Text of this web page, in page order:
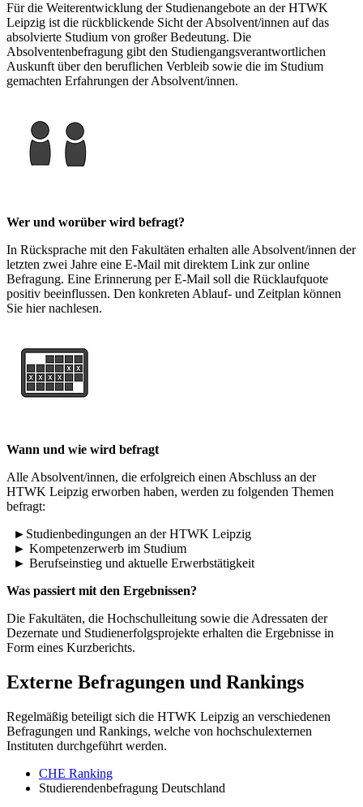
Für die Weiterentwicklung der Studienangebote an der HTWK
Leipzig ist die rückblickende Sicht der Absolvent/innen auf das
absolvierte Studium von großer Bedeutung. Die
Absolventenbefragung gibt den Studiengangsverantwortlichen
Auskunft über den beruflichen Verbleib sowie die im Studium
gemachten Erfahrungen der Absolvent/innen.
Wer und worüber wird befragt?
In Rücksprache mit den Fakultäten erhalten alle Absolvent/innen der
letzten zwei Jahre eine E-Mail mit direktem Link zur online
Befragung. Eine Erinnerung per E-Mail soll die Rücklaufquote
positiv beeinflussen. Den konkreten Ablauf- und Zeitplan können
Sie hier nachlesen.
Wann und wie wird befragt
Alle Absolvent/innen, die erfolgreich einen Abschluss an der
HTWK Leipzig erworben haben, werden zu folgenden Themen
befragt:
►Studienbedingungen an der HTWK Leipzig
► Kompetenzerwerb im Studium
► Berufseinstieg und aktuelle Erwerbstätigkeit
Was passiert mit den Ergebnissen?
Die Fakultäten, die Hochschulleitung sowie die Adressaten der
Dezernate und Studienerfolgsprojekte erhalten die Ergebnisse in
Form eines Kurzberichts.
Externe Befragungen und Rankings
Regelmäßig beteiligt sich die HTWK Leipzig an verschiedenen
Befragungen und Rankings, welche von hochschulexternen
Instituten durchgeführt werden.
CHE Ranking
Studierendenbefragung Deutschland